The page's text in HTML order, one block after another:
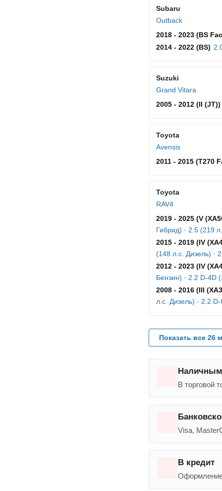
Subaru
Outback
2018 - 2023 (BS
2014 - 2022 (BS)
Suzuki
Grand Vitara
2005 - 2012 (II (JT))
Toyota
Avensis
2011 - 2015 (T270
Toyota
RAV4
2019 - 2025 (V
Гибрид) · 2.5 (219
2015 - 2019 (IV
(148 л.с. Дизель) ·
2012 - 2023 (IV
Бензин) · 2.2 D-4D
2008 - 2016 (III
л.с. Дизель) · 2.2 D-
Показать все 26
В торговой
Visa,
В кредит
Оформление